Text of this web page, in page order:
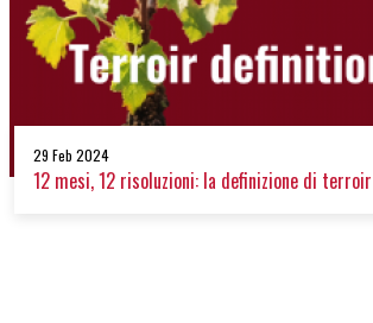
29 Feb 2024
12 mesi, 12 risoluzioni: la definizione di terroir